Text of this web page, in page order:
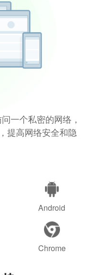
一个私密的网络，
提高网络安全和隐
Android
Chrome